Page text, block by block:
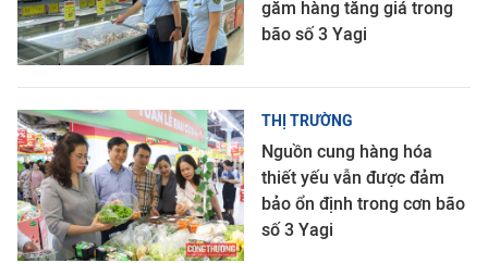
găm hàng tăng giá trong
bão số 3 Yagi
THỊ TRƯỜNG
Nguồn cung hàng hóa
thiết yếu vẫn được đảm
bảo ổn định trong cơn bão
số 3 Yagi